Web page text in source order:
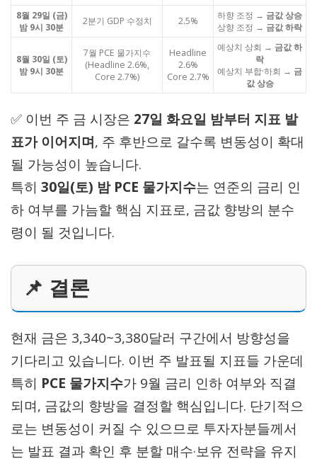
8월 29일 (금)
밤 9시 30분
2분기 GDP 수정치 2.5% 하향 조정 → 금값 상승
상향 조정 → 금값 하락
8월 30일 (토)
밤 9시 30분
7월 PCE 물가지수
(Headline 2.6%,
Core 2.7%)
Headline
2.6%
Core 2.7%
예상치 상회 → 금값 하
락
예상치 부합·하회 → 금
값 상승
✅ 이번 주 금 시장은 27일 화요일 밤부터 지표 발
표가 이어지며, 주 후반으로 갈수록 변동성이 확대
될 가능성이 높습니다.
특히 30일(토) 밤 PCE 물가지수는 연준의 금리 인
하 여부를 가늠할 핵심 지표로, 금값 향방의 분수
령이 될 것입니다.
📌 결론
현재 금은 3,340~3,380달러 구간에서 방향성을
기다리고 있습니다. 이번 주 발표될 지표들 가운데
특히 PCE 물가지수가 9월 금리 인하 여부와 직결
되며, 금값의 향방을 결정할 핵심입니다. 단기적으
로는 변동성이 커질 수 있으므로 투자자분들께서
는 발표 결과 확인 후 분할 매수·보유 전략을 유지